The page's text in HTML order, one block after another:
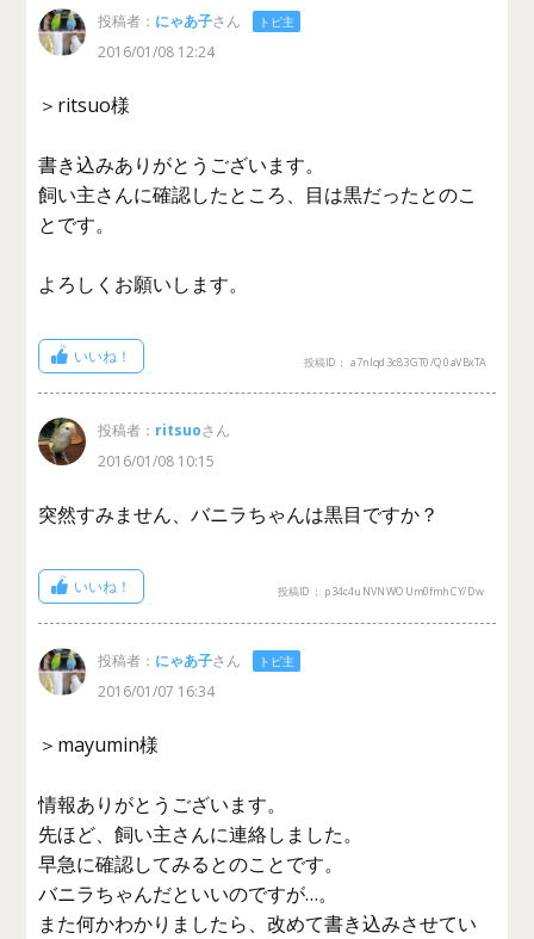
投稿者： にゃあ子さん トピ主
2016/01/08 12:24
＞ritsuo様
書き込みありがとうございます。
飼い主さんに確認したところ、目は黒だったとのこ
とです。
よろしくお願いします。
いいね！ 投稿ID： a7nlqd3c83GT0/Q0aVBxTA
投稿者： ritsuoさん
2016/01/08 10:15
突然すみません、バニラちゃんは黒目ですか？
いいね！ 投稿ID： p34c4uNVNWOUm0fmhCY/Dw
投稿者： にゃあ子さん トピ主
2016/01/07 16:34
＞mayumin様
情報ありがとうございます。
先ほど、飼い主さんに連絡しました。
早急に確認してみるとのことです。
バニラちゃんだといいのですが…。
また何かわかりましたら、改めて書き込みさせてい